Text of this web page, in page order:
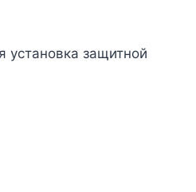
установка защитной